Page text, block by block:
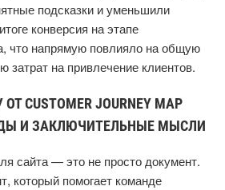
подсказки и уменьшили
конверсия на этапе
что напрямую повлияло на общую
затрат на привлечение клиентов.
CUSTOMER JOURNEY MAP
И ЗАКЛЮЧИТЕЛЬНЫЕ МЫСЛИ
сайта — это не просто документ.
который помогает команде